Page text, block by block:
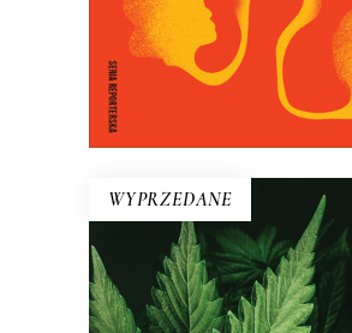
E-BOOK DO KOSZYKA
WYPRZEDANE